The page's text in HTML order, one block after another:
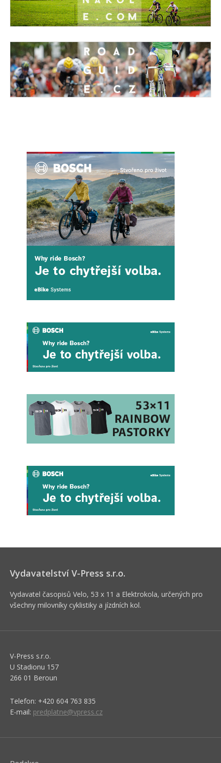
Vydavatelství V-Press s.r.o.
Vydavatel časopisů Velo, 53 x 11 a Elektrokola, určených pro
všechny milovníky cyklistiky a jízdních kol.
V-Press s.r.o.
U Stadionu 157
266 01 Beroun
Telefon: +420 604 763 835
E-mail: predplatne@vpress.cz